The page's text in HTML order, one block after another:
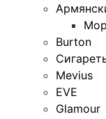
Burton
Mevius
EVE
Glamour